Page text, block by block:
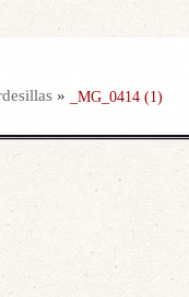
» _MG_0414 (1)